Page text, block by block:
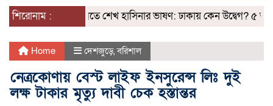
শিরোনাম :দিল্লিতে শেখ হাসিনার ভাষণ: ঢাকায় কেন উদ্বেগ? ৫
Home দেশজুড়ে,বরিশাল
নেত্রকোণায় বেস্ট লাইফ ইনসুরেন্স লিঃ দুই
লক্ষ টাকার মৃত্যু দাবী চেক হস্তান্তর